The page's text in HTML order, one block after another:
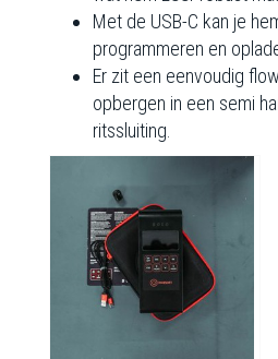
Met de USB-C kan je
programmeren en
Er zit een eenvoudig
opbergen in een semi
ritssluiting.